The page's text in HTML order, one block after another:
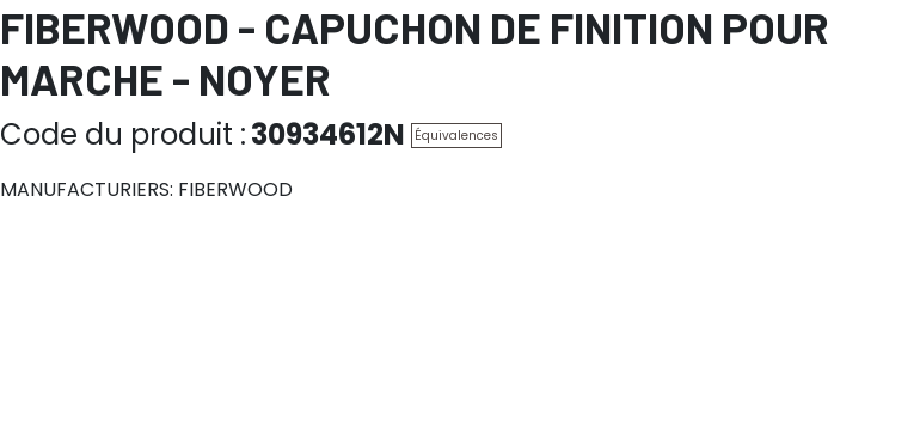
FIBERWOOD - CAPUCHON DE FINITION POUR
MARCHE - NOYER
Code du produit :30934612N Équivalences
MANUFACTURIERS: FIBERWOOD